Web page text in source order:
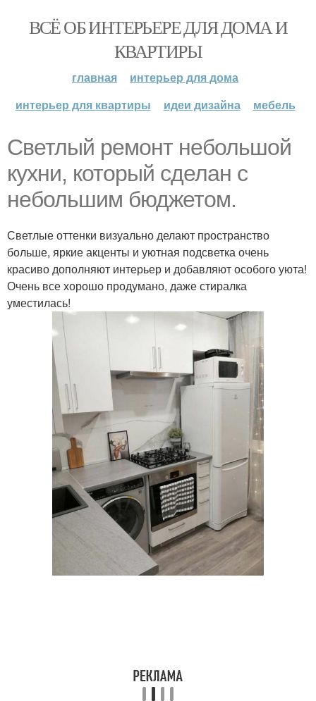
ВСЁ ОБ ИНТЕРЬЕРЕ ДЛЯ ДОМА И
КВАРТИРЫ
главная
интерьер для дома
интерьер для квартиры
идеи дизайна мебель
Светлый ремонт небольшой
кухни, который сделан с
небольшим бюджетом.
Светлые оттенки визуально делают пространство
больше, яркие акценты и уютная подсветка очень
красиво дополняют интерьер и добавляют особого уюта!
Очень все хорошо продумано, даже стиралка
уместилась!